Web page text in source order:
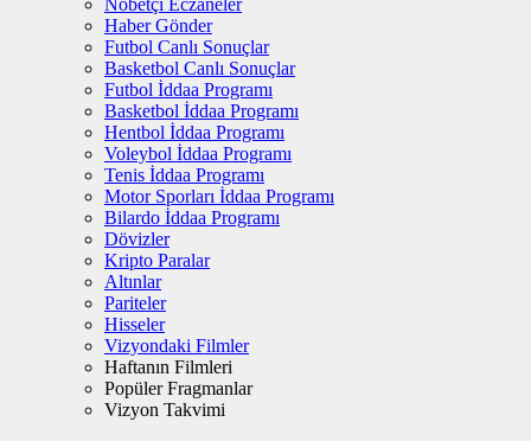
Nöbetçi Eczaneler
Haber Gönder
Futbol Canlı Sonuçlar
Basketbol Canlı Sonuçlar
Futbol İddaa Programı
Basketbol İddaa Programı
Hentbol İddaa Programı
Voleybol İddaa Programı
Tenis İddaa Programı
Motor Sporları İddaa Programı
Bilardo İddaa Programı
Dövizler
Kripto Paralar
Altınlar
Pariteler
Hisseler
Vizyondaki Filmler
Haftanın Filmleri
Popüler Fragmanlar
Vizyon Takvimi